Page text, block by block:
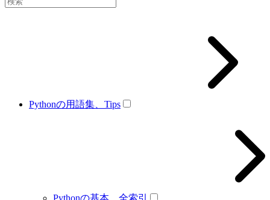
Pythonの用語集、Tips
Pythonの基本、全索引